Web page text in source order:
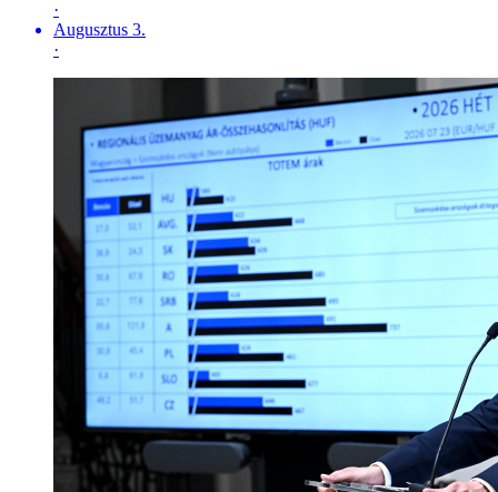
·
Augusztus 3.
·